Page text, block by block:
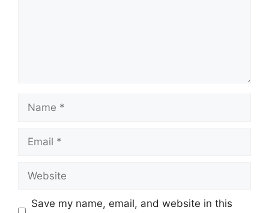
Name
Email
Website
Save my name, email, and website in this